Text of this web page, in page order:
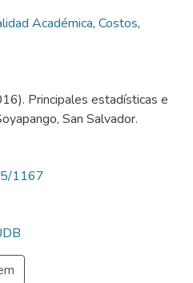
Académica, Costos,
Principales estadísticas e
San Salvador.
1167